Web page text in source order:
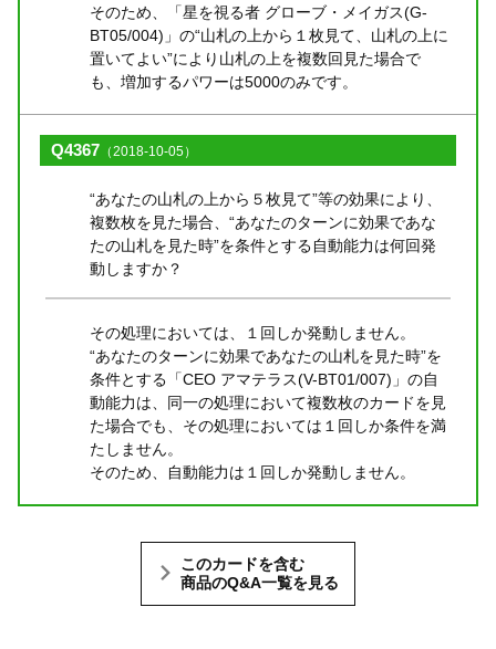
そのため、「星を視る者 グローブ・メイガス(G-
BT05/004)」の“山札の上から１枚見て、山札の上に
置いてよい”により山札の上を複数回見た場合で
も、増加するパワーは5000のみです。
Q4367 （2018-10-05）
“あなたの山札の上から５枚見て”等の効果により、
複数枚を見た場合、“あなたのターンに効果であな
たの山札を見た時”を条件とする自動能力は何回発
動しますか？
その処理においては、１回しか発動しません。
“あなたのターンに効果であなたの山札を見た時”を
条件とする「CEO アマテラス(V-BT01/007)」の自
動能力は、同一の処理において複数枚のカードを見
た場合でも、その処理においては１回しか条件を満
たしません。
そのため、自動能力は１回しか発動しません。
このカードを含む
商品のQ&A一覧を見る